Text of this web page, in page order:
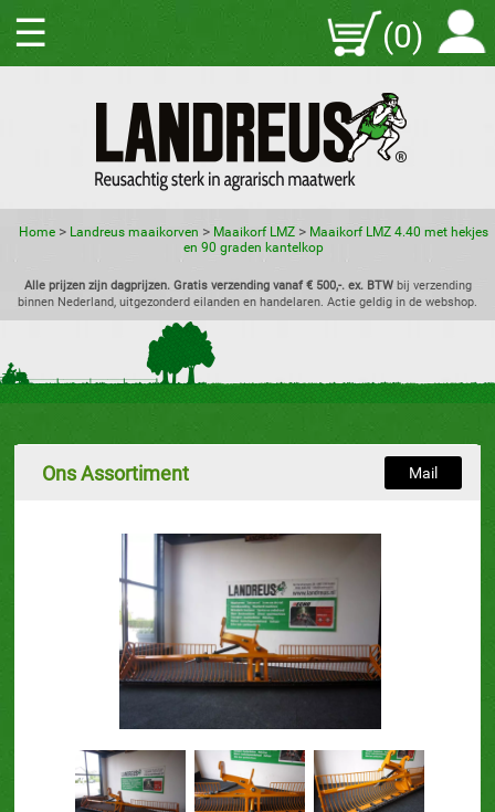
☰ (0)
Home> Landreus maaikorven > Maaikorf LMZ> Maaikorf LMZ 4.40 met hekjes
en 90 graden kantelkop
Alle prijzen zijn dagprijzen. Gratis verzending vanaf € 500,-. ex. BTWbij verzending
binnen Nederland, uitgezonderd eilanden en handelaren. Actie geldig in de webshop.
Ons Assortiment Mail